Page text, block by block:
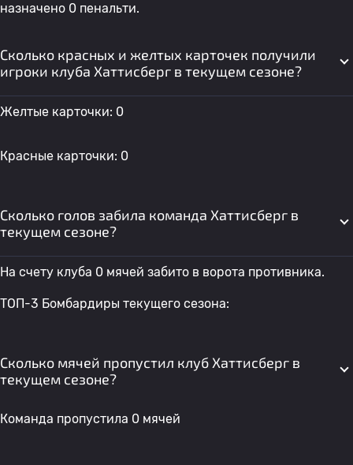
назначено 0 пенальти.
Сколько красных и желтых карточек получили
игроки клуба Хаттисберг в текущем сезоне?
Желтые карточки: 0
Красные карточки: 0
Сколько голов забила команда Хаттисберг в
текущем сезоне?
На счету клуба 0 мячей забито в ворота противника.
ТОП-3 Бомбардиры текущего сезона:
Сколько мячей пропустил клуб Хаттисберг в
текущем сезоне?
Команда пропустила 0 мячей